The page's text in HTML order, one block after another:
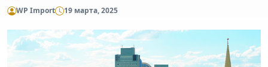
WP Import 19 марта, 2025